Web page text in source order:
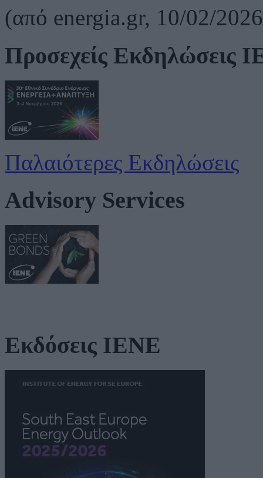
(από energia.gr, 10/02/
Προσεχείς Εκδηλώσεις
Παλαιότερες Εκδηλώσεις
Advisory Services
Εκδόσεις ΙΕΝΕ